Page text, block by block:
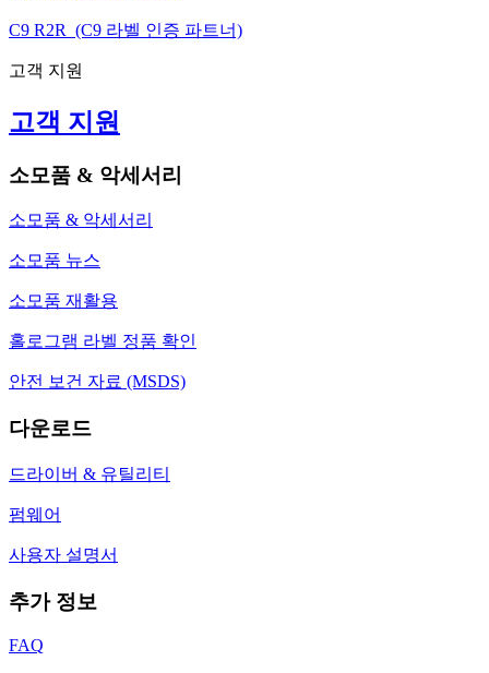
C9 R2R (C9 라벨 인증 파트너)
고객 지원
고객 지원
소모품 & 악세서리
소모품 & 악세서리
소모품 뉴스
소모품 재활용
홀로그램 라벨 정품 확인
안전 보건 자료 (MSDS)
다운로드
드라이버 & 유틸리티
펌웨어
사용자 설명서
추가 정보
FAQ